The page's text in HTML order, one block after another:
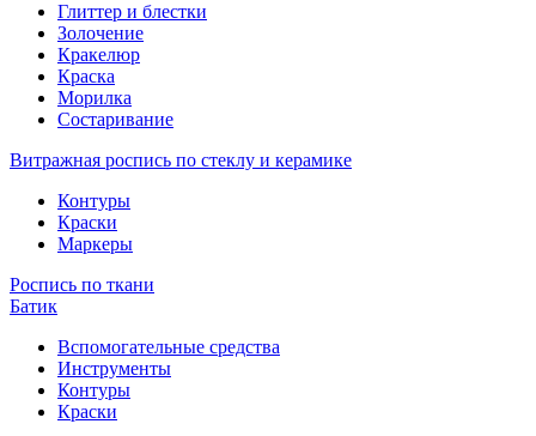
Глиттер и блестки
Золочение
Кракелюр
Краска
Морилка
Состаривание
Витражная роспись по стеклу и керамике
Контуры
Краски
Маркеры
Роспись по ткани
Батик
Вспомогательные средства
Инструменты
Контуры
Краски